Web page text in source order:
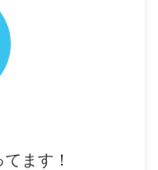
ます！